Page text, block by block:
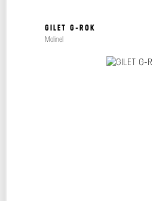
GILET G-ROK
Molinel